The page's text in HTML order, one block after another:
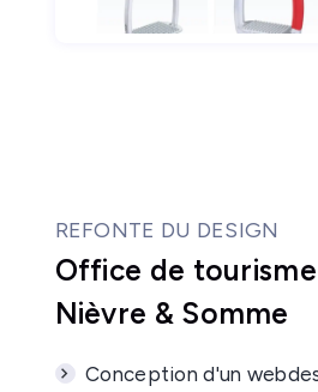
REFONTE DU DESIGN
Office de tourisme
Nièvre & Somme
Conception d'un